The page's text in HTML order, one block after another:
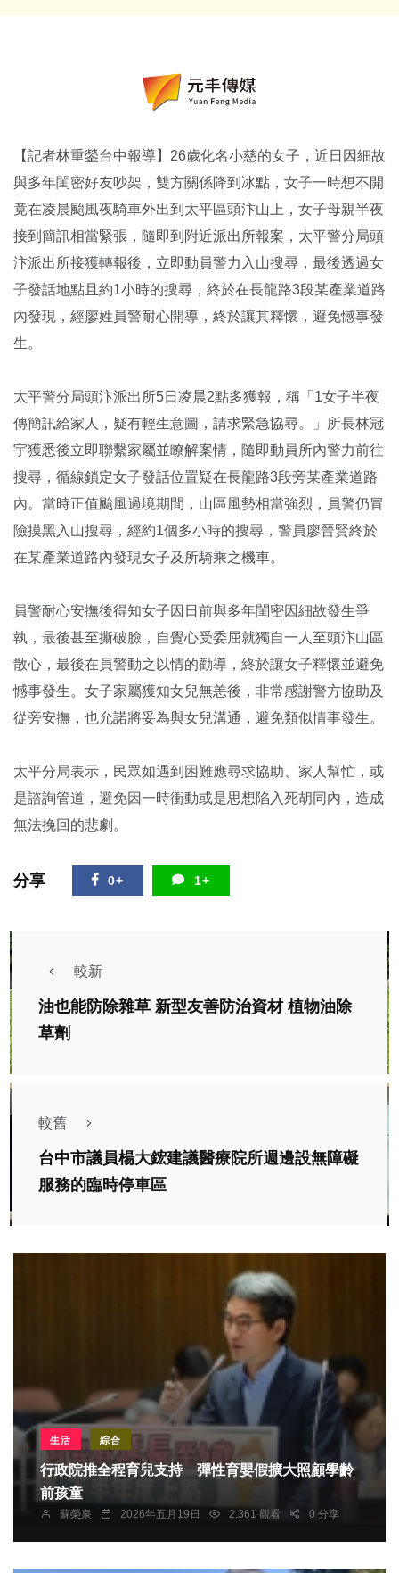
【記者林重鎣台中報導】26歲化名小慈的女子，近日因細故
與多年閨密好友吵架，雙方關係降到冰點，女子一時想不開
竟在凌晨颱風夜騎車外出到太平區頭汴山上，女子母親半夜
接到簡訊相當緊張，隨即到附近派出所報案，太平警分局頭
汴派出所接獲轉報後，立即動員警力入山搜尋，最後透過女
子發話地點且約1小時的搜尋，終於在長龍路3段某產業道路
內發現，經廖姓員警耐心開導，終於讓其釋懷，避免憾事發
生。
太平警分局頭汴派出所5日凌晨2點多獲報，稱「1女子半夜
傳簡訊給家人，疑有輕生意圖，請求緊急協尋。」所長林冠
宇獲悉後立即聯繫家屬並瞭解案情，隨即動員所內警力前往
搜尋，循線鎖定女子發話位置疑在長龍路3段旁某產業道路
內。當時正值颱風過境期間，山區風勢相當強烈，員警仍冒
險摸黑入山搜尋，經約1個多小時的搜尋，警員廖晉賢終於
在某產業道路內發現女子及所騎乘之機車。
員警耐心安撫後得知女子因日前與多年閨密因細故發生爭
執，最後甚至撕破臉，自覺心受委屈就獨自一人至頭汴山區
散心，最後在員警動之以情的勸導，終於讓女子釋懷並避免
憾事發生。女子家屬獲知女兒無恙後，非常感謝警方協助及
從旁安撫，也允諾將妥為與女兒溝通，避免類似情事發生。
太平分局表示，民眾如遇到困難應尋求協助、家人幫忙，或
是諮詢管道，避免因一時衝動或是思想陷入死胡同內，造成
無法挽回的悲劇。
分享 0+ 1+
較新
油也能防除雜草 新型友善防治資材 植物油除
草劑
較舊
台中市議員楊大鋐建議醫療院所週邊設無障礙
服務的臨時停車區
生活 綜合
行政院推全程育兒支持 彈性育嬰假擴大照顧學齡
前孩童
蘇榮泉 2026年五月19日 2,361 觀看 0 分享